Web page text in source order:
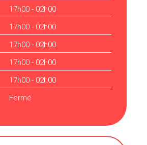
17h00 - 02h00
17h00 - 02h00
17h00 - 02h00
17h00 - 02h00
17h00 - 02h00
Fermé